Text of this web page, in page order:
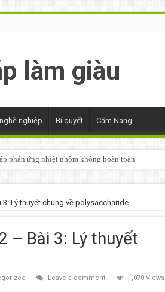
nghiệp Bí quyết Cẩm Nang
phản ứng nhiệt nhôm không hoàn toàn
Lý thuyết chung về polysaccharide
– Bài 3: Lý thuyết
Leave a comment 1,070 Views